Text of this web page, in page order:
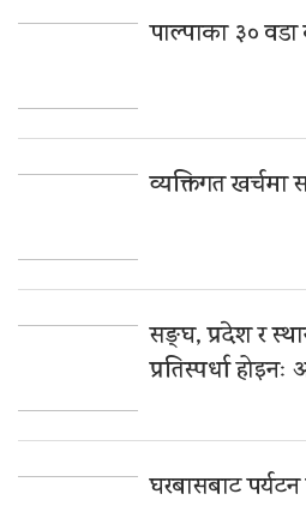
पाल्पाका ३०
व्यक्तिगत खर्चमा
सङ्घ, प्रदेश र
प्रतिस्पर्धा होइनः
घरबासबाट पर्यटन